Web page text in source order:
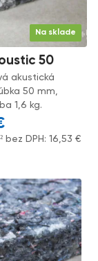
Na sklade
50
akustická
50 mm,
1,6 kg.
bez DPH:16,53€